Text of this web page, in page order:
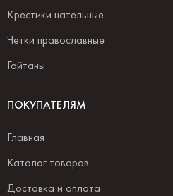
Крестики нательные
Чётки православные
Гайтаны
ПОКУПАТЕЛЯМ
Главная
Каталог товаров
Доставка и оплата